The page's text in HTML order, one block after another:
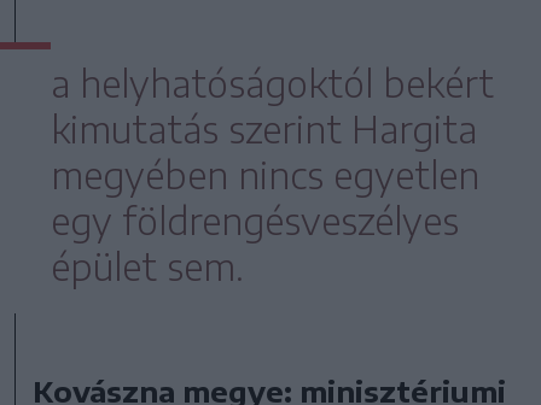
a helyhatóságoktól bekért
kimutatás szerint Hargita
megyében nincs egyetlen
egy földrengésveszélyes
épület sem.
Kovászna megye: minisztériumi